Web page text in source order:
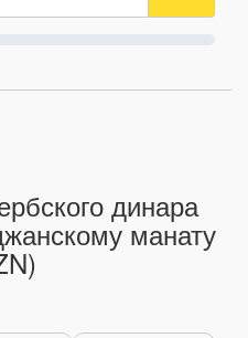
динара
манату